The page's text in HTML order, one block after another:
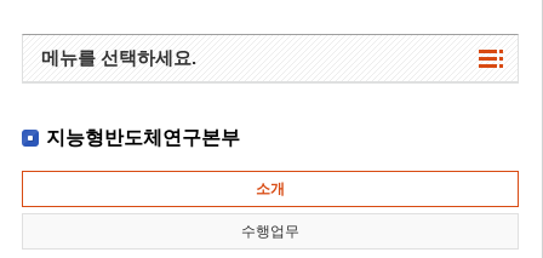
메뉴를 선택하세요.
지능형반도체연구본부
소개
수행업무